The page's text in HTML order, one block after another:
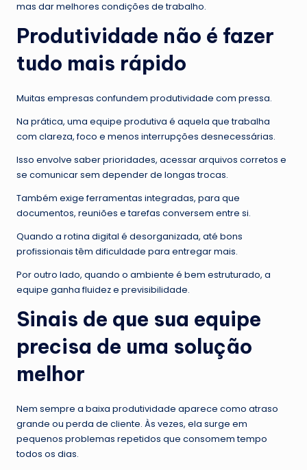
mas dar melhores condições de trabalho.
Produtividade não é fazer
tudo mais rápido
Muitas empresas confundem produtividade com pressa.
Na prática, uma equipe produtiva é aquela que trabalha
com clareza, foco e menos interrupções desnecessárias.
Isso envolve saber prioridades, acessar arquivos corretos e
se comunicar sem depender de longas trocas.
Também exige ferramentas integradas, para que
documentos, reuniões e tarefas conversem entre si.
Quando a rotina digital é desorganizada, até bons
profissionais têm dificuldade para entregar mais.
Por outro lado, quando o ambiente é bem estruturado, a
equipe ganha fluidez e previsibilidade.
Sinais de que sua equipe
precisa de uma solução
melhor
Nem sempre a baixa produtividade aparece como atraso
grande ou perda de cliente. Às vezes, ela surge em
pequenos problemas repetidos que consomem tempo
todos os dias.